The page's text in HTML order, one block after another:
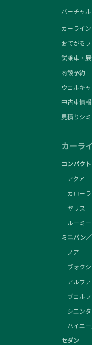
バーチャ
カーライ
おてがる
試乗車・
商談予約
ウェルキ
中古車情報
見積りシ
カーラ
コンパク
アクア
カロー
ヤリス
ルーミー
ミニバン
ノア
ヴォク
アルフ
ヴェル
シエンタ
ハイエー
セダン